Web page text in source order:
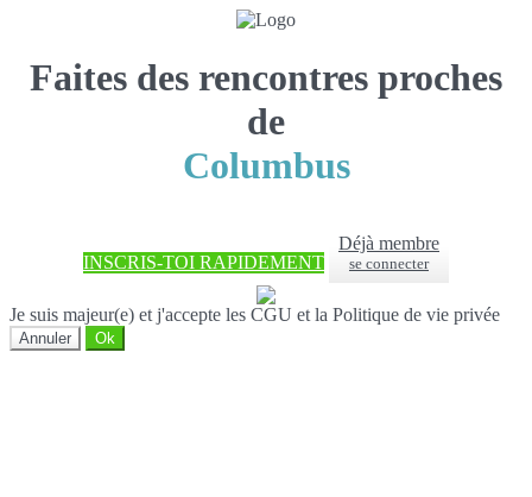
Faites des rencontres proches
de
Columbus
INSCRIS-TOI RAPIDEMENT
Déjà membre
se connecter
Je suis majeur(e) et j'accepte les CGU et la Politique de vie privée
Annuler Ok